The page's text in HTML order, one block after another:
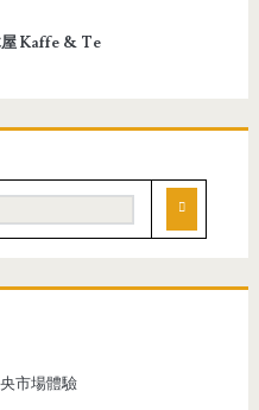
屋 Kaffe & Te
市場體驗